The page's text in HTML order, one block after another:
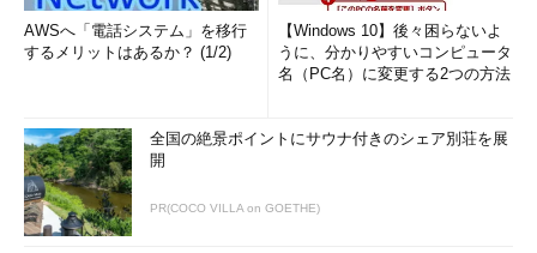
AWSへ「電話システム」を移行
するメリットはあるか？ (1/2)
【Windows 10】後々困らないよ
うに、分かりやすいコンピュータ
名（PC名）に変更する2つの方法
全国の絶景ポイントにサウナ付きのシェア別荘を展
開
PR(COCO VILLA on GOETHE)